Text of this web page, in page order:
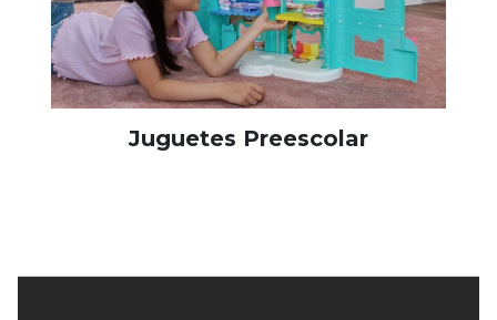
Juguetes Preescolar